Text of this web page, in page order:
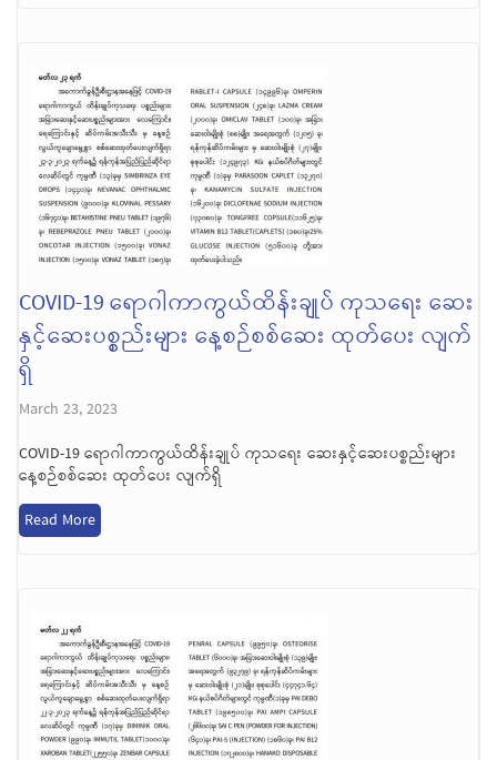
COVID-19 ရောဂါကာကွယ်ထိန်းချုပ် ကုသရေး ဆေး
နှင့်ဆေးပစ္စည်းများ နေ့စဉ်စစ်ဆေး ထုတ်ပေး လျက်
ရှိ
March 23, 2023
COVID-19 ရောဂါကာကွယ်ထိန်းချုပ် ကုသရေး ဆေးနှင့်ဆေးပစ္စည်းများ
နေ့စဉ်စစ်ဆေး ထုတ်ပေး လျက်ရှိ
Read More